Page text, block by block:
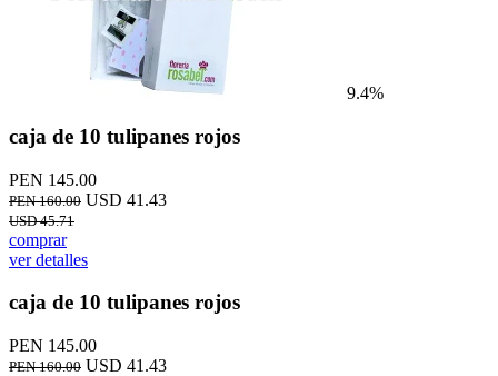
9.4%
caja de 10 tulipanes rojos
PEN 145.00
PEN 160.00 USD 41.43
USD 45.71
comprar
ver detalles
caja de 10 tulipanes rojos
PEN 145.00
PEN 160.00 USD 41.43